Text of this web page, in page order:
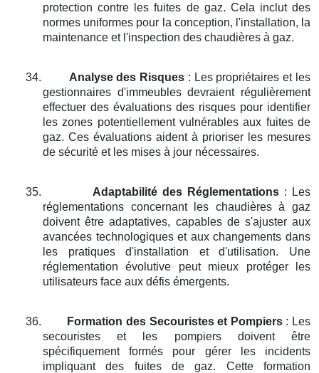
protection contre les fuites de gaz. Cela inclut des
normes uniformes pour la conception, l'installation, la
maintenance et l'inspection des chaudières à gaz.
34. Analyse des Risques : Les propriétaires et les
gestionnaires d'immeubles devraient régulièrement
effectuer des évaluations des risques pour identifier
les zones potentiellement vulnérables aux fuites de
gaz. Ces évaluations aident à prioriser les mesures
de sécurité et les mises à jour nécessaires.
35. Adaptabilité des Réglementations: Les
réglementations concernant les chaudières à gaz
doivent être adaptatives, capables de s'ajuster aux
avancées technologiques et aux changements dans
les pratiques d'installation et d'utilisation. Une
réglementation évolutive peut mieux protéger les
utilisateurs face aux défis émergents.
36. Formation des Secouristes et Pompiers: Les
secouristes et les pompiers doivent être
spécifiquement formés pour gérer les incidents
impliquant des fuites de gaz. Cette formation